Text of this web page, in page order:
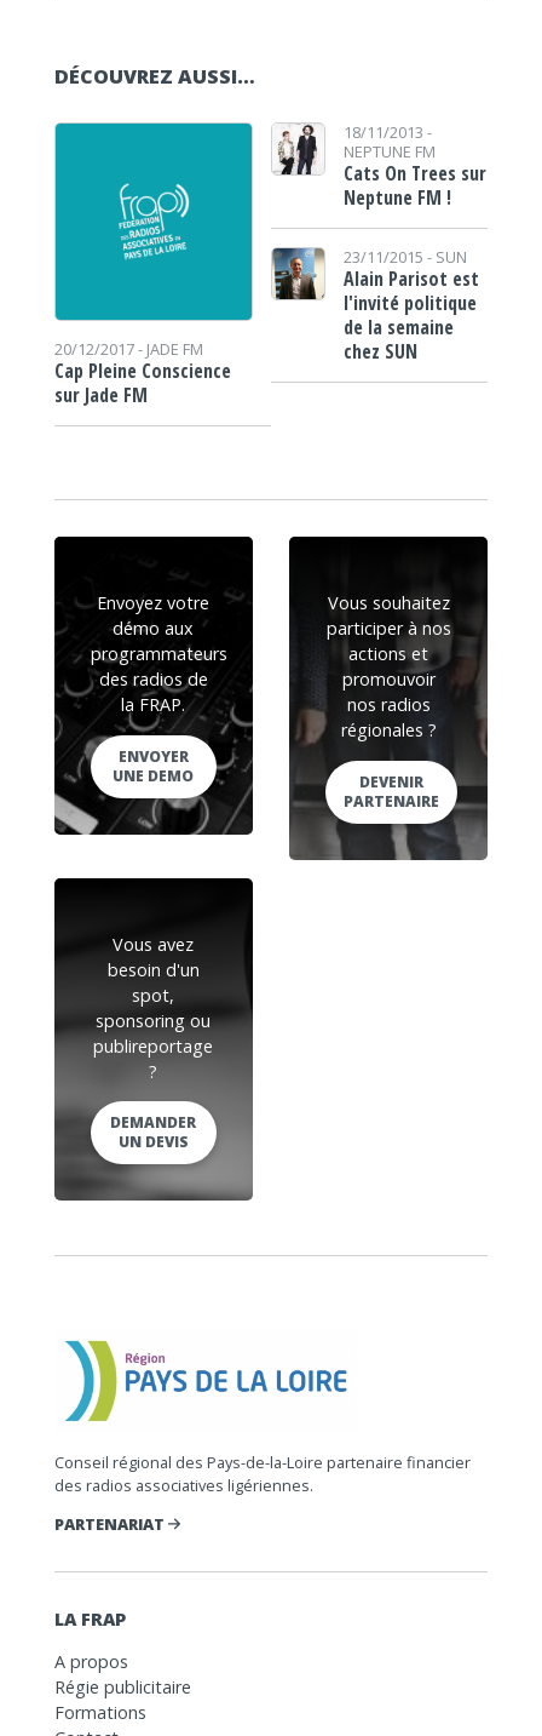
DÉCOUVREZ AUSSI…
20/12/2017 - JADE FM
Cap Pleine Conscience
sur Jade FM
18/11/2013 -
NEPTUNE FM
Cats On Trees sur
Neptune FM !
23/11/2015 - SUN
Alain Parisot est
l'invité politique
de la semaine
chez SUN
Envoyez votre
démo aux
programmateurs
des radios de
la FRAP.
ENVOYER
UNE DEMO
Vous souhaitez
participer à nos
actions et
promouvoir
nos radios
régionales ?
DEVENIR
PARTENAIRE
Vous avez
besoin d'un
spot,
sponsoring ou
publireportage
?
DEMANDER
UN DEVIS
Conseil régional des Pays-de-la-Loire partenaire financier
des radios associatives ligériennes.
PARTENARIAT
LA FRAP
A propos
Régie publicitaire
Formations